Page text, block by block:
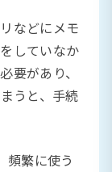
などにメモ
していなか
要があり、
うと、手続
頻繁に使う